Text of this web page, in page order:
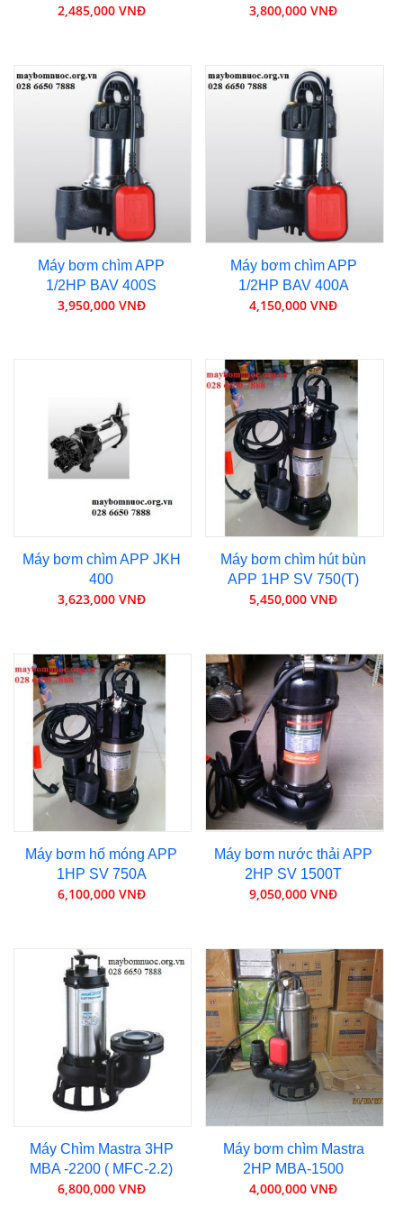
2,485,000 VNĐ 3,800,000 VNĐ
Máy bơm chìm APP
1/2HP BAV 400S
3,950,000 VNĐ
Máy bơm chìm APP
1/2HP BAV 400A
4,150,000 VNĐ
Máy bơm chìm APP JKH
400
3,623,000 VNĐ
Máy bơm chìm hút bùn
APP 1HP SV 750(T)
5,450,000 VNĐ
Máy bơm hố móng APP
1HP SV 750A
6,100,000 VNĐ
Máy bơm nước thải APP
2HP SV 1500T
9,050,000 VNĐ
Máy Chìm Mastra 3HP
MBA -2200 ( MFC-2.2)
6,800,000 VNĐ
Máy bơm chìm Mastra
2HP MBA-1500
4,000,000 VNĐ